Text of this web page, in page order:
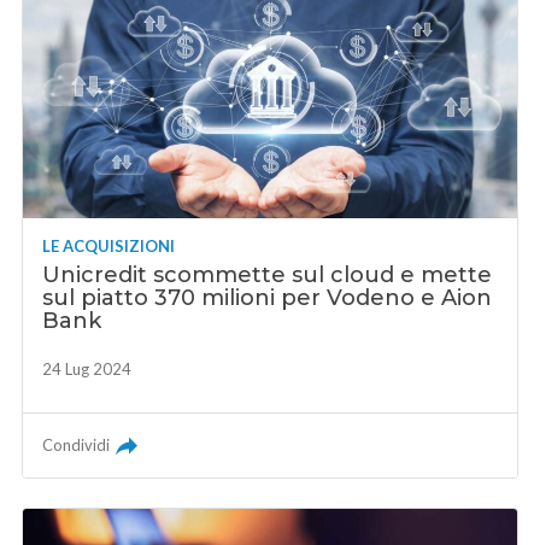
LE ACQUISIZIONI
Unicredit scommette sul cloud e mette
sul piatto 370 milioni per Vodeno e Aion
Bank
24 Lug 2024
Condividi